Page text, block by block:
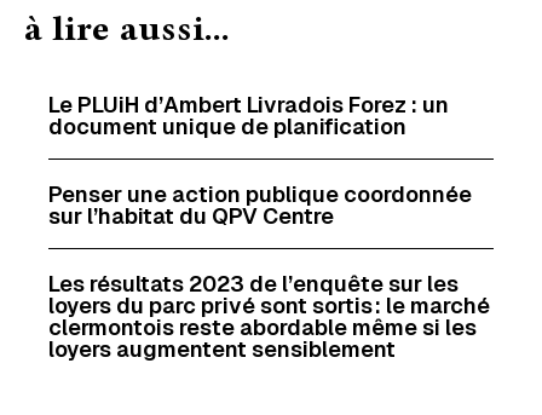
k
n
à lire aussi...
Le PLUiH d’Ambert Livradois Forez : un
document unique de planification
Penser une action publique coordonnée
sur l’habitat du QPV Centre
Les résultats 2023 de l’enquête sur les
loyers du parc privé sont sortis : le marché
clermontois reste abordable même si les
loyers augmentent sensiblement